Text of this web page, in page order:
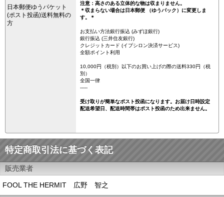
日本郵便ゆうパケット
(ポスト投函)送料無料の
方
注意：高さのある立体的な物は収まりません。
＊収まらない場合は日本郵便 （ゆうパック）に変更しま
す。＊
お支払い方法銀行振込 (みずほ銀行)
銀行振込 (三井住友銀行)
クレジットカード (イプシロン決済サービス)
全額ポイント利用
10,000円（税別）以下のお買い上げの際の送料330円（税
別）
全国一律
-----
受け取りが簡単なポスト投函になります。お届け日時設定
配送希望日、配送時間帯はポスト投函のため出来ません。
特定商取引法に基づく表記
販売業者
FOOL THE HERMIT 広野 智之